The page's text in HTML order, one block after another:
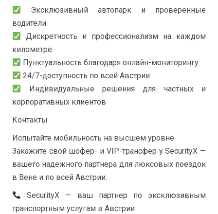
Эксклюзивный автопарк и проверенные
водители
Дискретность и профессионализм на каждом
километре
Пунктуальность благодаря онлайн-мониторингу
24/7-доступность по всей Австрии
Индивидуальные решения для частных и
корпоративных клиентов
Контакты
Испытайте мобильность на высшем уровне.
Закажите свой шофер- и VIP-трансфер у SecurityX —
вашего надежного партнера для люксовых поездок
в Вене и по всей Австрии.
SecurityX — ваш партнер по эксклюзивным
транспортным услугам в Австрии